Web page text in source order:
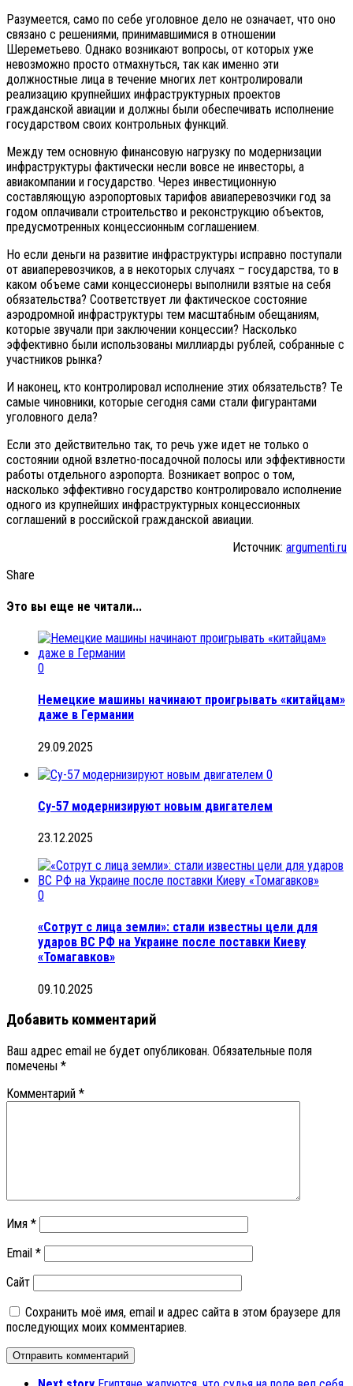
Разумеется, само по себе уголовное дело не означает, что оно
связано с решениями, принимавшимися в отношении
Шереметьево. Однако возникают вопросы, от которых уже
невозможно просто отмахнуться, так как именно эти
должностные лица в течение многих лет контролировали
реализацию крупнейших инфраструктурных проектов
гражданской авиации и должны были обеспечивать исполнение
государством своих контрольных функций.
Между тем основную финансовую нагрузку по модернизации
инфраструктуры фактически несли вовсе не инвесторы, а
авиакомпании и государство. Через инвестиционную
составляющую аэропортовых тарифов авиаперевозчики год за
годом оплачивали строительство и реконструкцию объектов,
предусмотренных концессионным соглашением.
Но если деньги на развитие инфраструктуры исправно поступали
от авиаперевозчиков, а в некоторых случаях – государства, то в
каком объеме сами концессионеры выполнили взятые на себя
обязательства? Соответствует ли фактическое состояние
аэродромной инфраструктуры тем масштабным обещаниям,
которые звучали при заключении концессии? Насколько
эффективно были использованы миллиарды рублей, собранные с
участников рынка?
И наконец, кто контролировал исполнение этих обязательств? Те
самые чиновники, которые сегодня сами стали фигурантами
уголовного дела?
Если это действительно так, то речь уже идет не только о
состоянии одной взлетно-посадочной полосы или эффективности
работы отдельного аэропорта. Возникает вопрос о том,
насколько эффективно государство контролировало исполнение
одного из крупнейших инфраструктурных концессионных
соглашений в российской гражданской авиации.
Источник: argumenti.ru
Share
Это вы еще не читали...
0
Немецкие машины начинают проигрывать «китайцам»
даже в Германии
29.09.2025
0
Су-57 модернизируют новым двигателем
23.12.2025
0
«Сотрут с лица земли»: стали известны цели для
ударов ВС РФ на Украине после поставки Киеву
«Томагавков»
09.10.2025
Добавить комментарий
Ваш адрес email не будет опубликован. Обязательные поля
помечены *
Комментарий *
Имя *
Email *
Сайт
Сохранить моё имя, email и адрес сайта в этом браузере для
последующих моих комментариев.